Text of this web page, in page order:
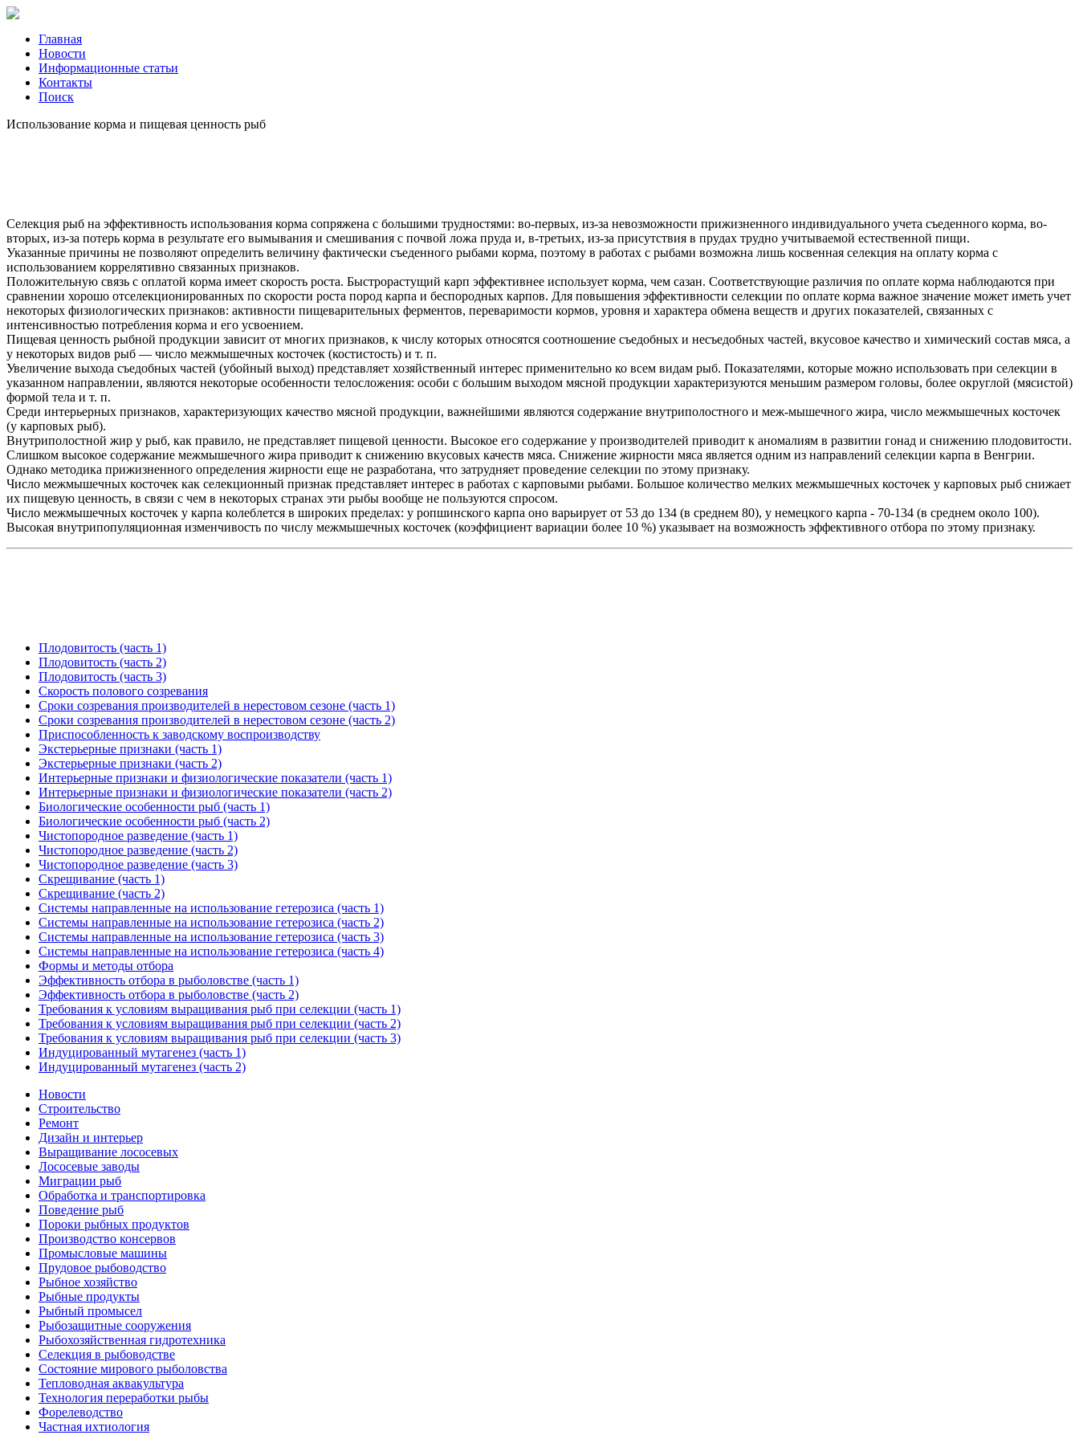
Главная
Новости
Информационные статьи
Контакты
Поиск
Использование корма и пищевая ценность рыб
Селекция рыб на эффективность использования корма сопряжена с большими трудностями: во-первых, из-за невозможности прижизненного индивидуального учета съеденного корма, во-
вторых, из-за потерь корма в результате его вымывания и смешивания с почвой ложа пруда и, в-третьих, из-за присутствия в прудах трудно учитываемой естественной пищи.
Указанные причины не позволяют определить величину фактически съеденного рыбами корма, поэтому в работах с рыбами возможна лишь косвенная селекция на оплату корма с
использованием коррелятивно связанных признаков.
Положительную связь с оплатой корма имеет скорость роста. Быстрорастущий карп эффективнее использует корма, чем сазан. Соответствующие различия по оплате корма наблюдаются при
сравнении хорошо отселекционированных по скорости роста пород карпа и беспородных карпов. Для повышения эффективности селекции по оплате корма важное значение может иметь учет
некоторых физиологических признаков: активности пищеварительных ферментов, переваримости кормов, уровня и характера обмена веществ и других показателей, связанных с
интенсивностью потребления корма и его усвоением.
Пищевая ценность рыбной продукции зависит от многих признаков, к числу которых относятся соотношение съедобных и несъедобных частей, вкусовое качество и химический состав мяса, а
у некоторых видов рыб — число межмышечных косточек (костистость) и т. п.
Увеличение выхода съедобных частей (убойный выход) представляет хозяйственный интерес применительно ко всем видам рыб. Показателями, которые можно использовать при селекции в
указанном направлении, являются некоторые особенности телосложения: особи с большим выходом мясной продукции характеризуются меньшим размером головы, более округлой (мясистой)
формой тела и т. п.
Среди интерьерных признаков, характеризующих качество мясной продукции, важнейшими являются содержание внутриполостного и меж-мышечного жира, число межмышечных косточек
(у карповых рыб).
Внутриполостной жир у рыб, как правило, не представляет пищевой ценности. Высокое его содержание у производителей приводит к аномалиям в развитии гонад и снижению плодовитости.
Слишком высокое содержание межмышечного жира приводит к снижению вкусовых качеств мяса. Снижение жирности мяса является одним из направлений селекции карпа в Венгрии.
Однако методика прижизненного определения жирности еще не разработана, что затрудняет проведение селекции по этому признаку.
Число межмышечных косточек как селекционный признак представляет интерес в работах с карповыми рыбами. Большое количество мелких межмышечных косточек у карповых рыб снижает
их пищевую ценность, в связи с чем в некоторых странах эти рыбы вообще не пользуются спросом.
Число межмышечных косточек у карпа колеблется в широких пределах: у ропшинского карпа оно варьирует от 53 до 134 (в среднем 80), у немецкого карпа - 70-134 (в среднем около 100).
Высокая внутрипопуляционная изменчивость по числу межмышечных косточек (коэффициент вариации более 10 %) указывает на возможность эффективного отбора по этому признаку.
Плодовитость (часть 1)
Плодовитость (часть 2)
Плодовитость (часть 3)
Скорость полового созревания
Сроки созревания производителей в нерестовом сезоне (часть 1)
Сроки созревания производителей в нерестовом сезоне (часть 2)
Приспособленность к заводскому воспроизводству
Экстерьерные признаки (часть 1)
Экстерьерные признаки (часть 2)
Интерьерные признаки и физиологические показатели (часть 1)
Интерьерные признаки и физиологические показатели (часть 2)
Биологические особенности рыб (часть 1)
Биологические особенности рыб (часть 2)
Чистопородное разведение (часть 1)
Чистопородное разведение (часть 2)
Чистопородное разведение (часть 3)
Скрещивание (часть 1)
Скрещивание (часть 2)
Системы направленные на использование гетерозиса (часть 1)
Системы направленные на использование гетерозиса (часть 2)
Системы направленные на использование гетерозиса (часть 3)
Системы направленные на использование гетерозиса (часть 4)
Формы и методы отбора
Эффективность отбора в рыболовстве (часть 1)
Эффективность отбора в рыболовстве (часть 2)
Требования к условиям выращивания рыб при селекции (часть 1)
Требования к условиям выращивания рыб при селекции (часть 2)
Требования к условиям выращивания рыб при селекции (часть 3)
Индуцированный мутагенез (часть 1)
Индуцированный мутагенез (часть 2)
Новости
Строительство
Ремонт
Дизайн и интерьер
Выращивание лососевых
Лососевые заводы
Миграции рыб
Обработка и транспортировка
Поведение рыб
Пороки рыбных продуктов
Производство консервов
Промысловые машины
Прудовое рыбоводство
Рыбное хозяйство
Рыбные продукты
Рыбный промысел
Рыбозащитные сооружения
Рыбохозяйственная гидротехника
Селекция в рыбоводстве
Состояние мирового рыболовства
Тепловодная аквакультура
Технология переработки рыбы
Форелеводство
Частная ихтиология